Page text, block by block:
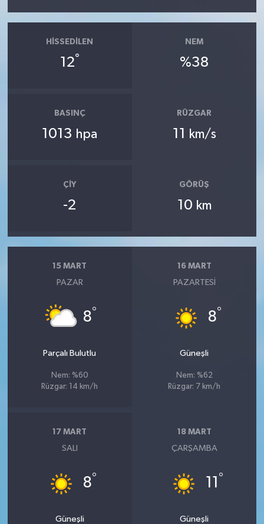
HISSEDILEN
12°
NEM
%38
BASINÇ
1013 hpa
RÜZGAR
11 km/s
ÇIY
-2
GÖRÜŞ
10 km
15 MART
PAZAR
8°
Parçalı Bulutlu
Nem: %60
Rüzgar: 14 km/h
16 MART
PAZARTESI
8°
Güneşli
Nem: %62
Rüzgar: 7 km/h
17 MART
SALI
8°
Güneşli
18 MART
ÇARŞAMBA
11 °
Güneşli